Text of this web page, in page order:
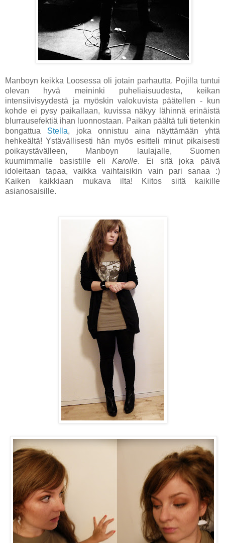
Manboyn keikka Loosessa oli jotain parhautta. Pojilla tuntui
olevan hyvä meininki puheliaisuudesta, keikan
intensiivisyydestä ja myöskin valokuvista päätellen - kun
kohde ei pysy paikallaan, kuvissa näkyy lähinnä erinäistä
blurrausefektiä ihan luonnostaan. Paikan päältä tuli tietenkin
bongattua Stella, joka onnistuu aina näyttämään yhtä
hehkeältä! Ystävällisesti hän myös esitteli minut pikaisesti
poikaystävälleen, Manboyn laulajalle, Suomen
kuumimmalle basistille eliKarolle. Ei sitä joka päivä
idoleitaan tapaa, vaikka vaihtaisikin vain pari sanaa :)
Kaiken kaikkiaan mukava ilta! Kiitos siitä kaikille
asianosaisille.